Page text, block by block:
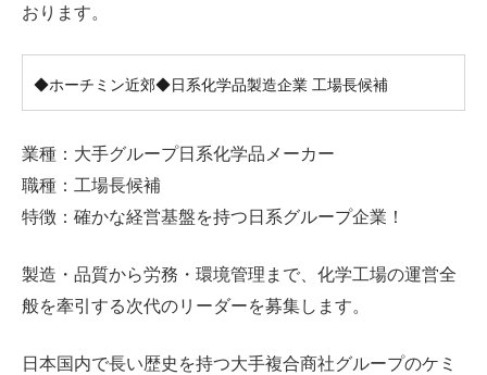
おります。
◆ホーチミン近郊◆日系化学品製造企業 工場長候補
業種：大手グループ日系化学品メーカー
職種：工場長候補
特徴：確かな経営基盤を持つ日系グループ企業！
製造・品質から労務・環境管理まで、化学工場の運営全
般を牽引する次代のリーダーを募集します。
日本国内で長い歴史を持つ大手複合商社グループのケミ